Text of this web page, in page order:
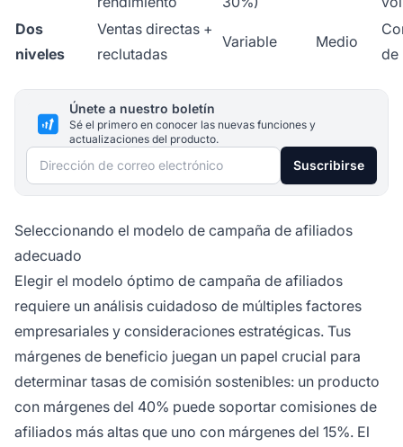
Dos
niveles
Ventas directas +
reclutadas
Variable Medio
de
Únete a nuestro boletín
Sé el primero en conocer las nuevas funciones y
actualizaciones del producto.
Dirección de correo electrónico Suscribirse
Seleccionando el modelo de campaña de afiliados
adecuado
Elegir el modelo óptimo de campaña de afiliados
requiere un análisis cuidadoso de múltiples factores
empresariales y consideraciones estratégicas. Tus
márgenes de beneficio juegan un papel crucial para
determinar tasas de comisión sostenibles: un producto
con márgenes del 40% puede soportar comisiones de
afiliados más altas que uno con márgenes del 15%. El